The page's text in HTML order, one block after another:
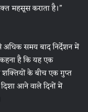
महसूस कराता है।”
अधिक समय बाद निर्देशन में
कहना है कि यह एक
शक्तियों के बीच एक गुप्त
आने वाले दिनों में